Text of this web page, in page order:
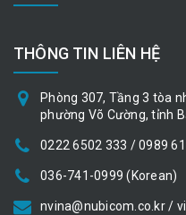
THÔNG TIN LIÊN HỆ
Phòng 307, Tầng 3 tòa
phường Võ Cường, tỉnh
0222 6502 333 / 0989
036-741-0999 (Korean)
nvina@nubicom.co.kr /